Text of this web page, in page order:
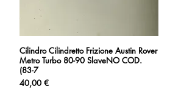
Vista rapida
Cilindro Cilindretto Frizione Austin Rover
Metro Turbo 80-90 SlaveNO COD.
(83-7
Prezzo
40,00 €